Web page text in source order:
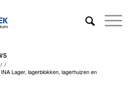
/ /
Lager, lagerblokken, lagerhuizen en